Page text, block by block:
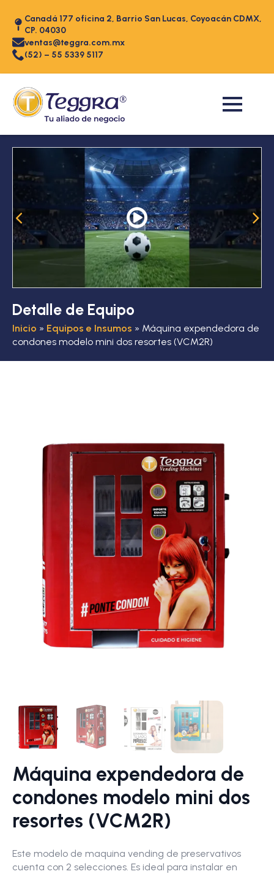
Canadá 177 oficina 2, Barrio San Lucas, Coyoacán CDMX,
CP. 04030
ventas@teggra.com.mx
(52) – 55 5339 5117
Detalle de Equipo
Inicio » Equipos e Insumos » Máquina expendedora de
condones modelo mini dos resortes (VCM2R)
Máquina expendedora de
condones modelo mini dos
resortes (VCM2R)
Este modelo de maquina vending de preservativos
cuenta con 2 selecciones. Es ideal para instalar en